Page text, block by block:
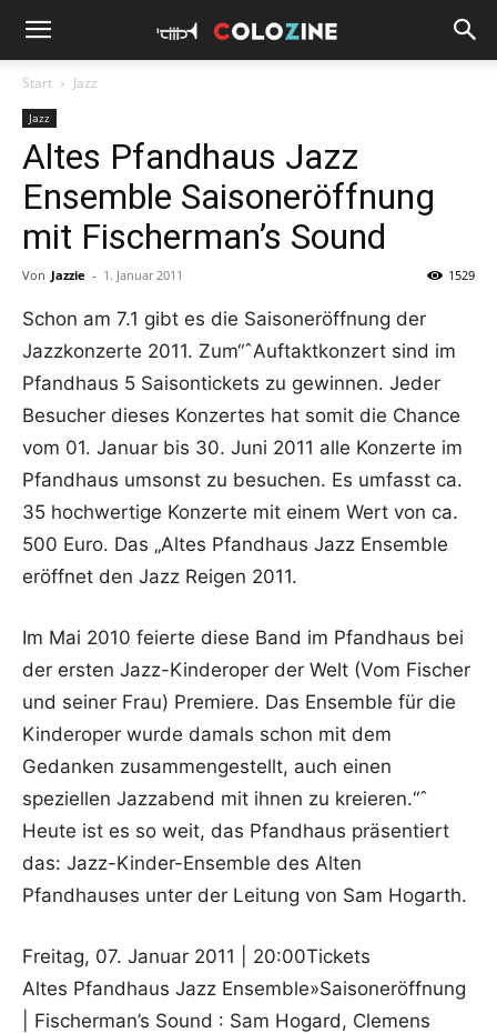
Start Jazz
Jazz
Altes Pfandhaus Jazz
Ensemble Saisoneröffnung
mit Fischerman’s Sound
Von Jazzie - 1. Januar 2011 1529
Schon am 7.1 gibt es die Saisoneröffnung der
Jazzkonzerte 2011. Zum“ˆAuftaktkonzert sind im
Pfandhaus 5 Saisontickets zu gewinnen. Jeder
Besucher dieses Konzertes hat somit die Chance
vom 01. Januar bis 30. Juni 2011 alle Konzerte im
Pfandhaus umsonst zu besuchen. Es umfasst ca.
35 hochwertige Konzerte mit einem Wert von ca.
500 Euro. Das „Altes Pfandhaus Jazz Ensemble
eröffnet den Jazz Reigen 2011.
Im Mai 2010 feierte diese Band im Pfandhaus bei
der ersten Jazz-Kinderoper der Welt (Vom Fischer
und seiner Frau) Premiere. Das Ensemble für die
Kinderoper wurde damals schon mit dem
Gedanken zusammengestellt, auch einen
speziellen Jazzabend mit ihnen zu kreieren.“ˆ
Heute ist es so weit, das Pfandhaus präsentiert
das: Jazz-Kinder-Ensemble des Alten
Pfandhauses unter der Leitung von Sam Hogarth.
Freitag, 07. Januar 2011 | 20:00Tickets
Altes Pfandhaus Jazz Ensemble»Saisoneröffnung
| Fischerman’s Sound : Sam Hogard, Clemens